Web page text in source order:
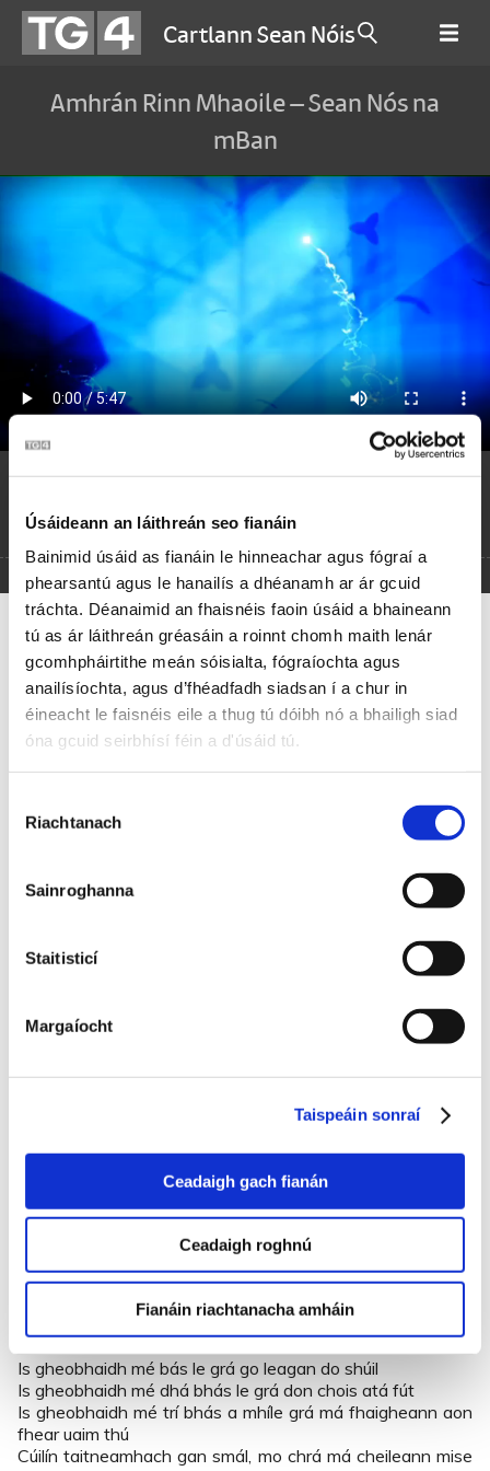
Úsáideann an láithreán seo fianáin
Bainimid úsáid as fianáin le hinneachar agus fógraí a
phearsantú agus le hanailís a dhéanamh ar ár gcuid
tráchta. Déanaimid an fhaisnéis faoin úsáid a bhaineann
tú as ár láithreán gréasáin a roinnt chomh maith lenár
gcomhpháirtithe meán sóisialta, fógraíochta agus
anailísíochta, agus d’fhéadfadh siadsan í a chur in
éineacht le faisnéis eile a thug tú dóibh nó a bhailigh siad
óna gcuid seirbhísí féin a d'úsáid tú.
Toilithe
Riachtanach
Sainroghanna
Staitisticí
Margaíocht
Taispeáin sonraí
Ceadaigh gach fianán
Ceadaigh roghnú
Fianáin riachtanacha amháin
Cartlann Sean Nóis
Amhrán Rinn Mhaoile – Sean Nós na
mBan
Amhránaí
Amhrán Rinn Mhaoile
Agus scríobhfainn agus léifinn leabhra Gaeilge cé gur milis
é blas
Is dhéanfainn céachta Gaelach a réabfadh an iomaire glas
Dhéanfainn teach téagair ar mo chéad shearc ‘s
Ach fear eile mo thréartha níorbh fhéidir nó d’éalódh leis
bean.
Is nár fhaigh mé bás choichín nó go gcaithfidh mé dhíom
úd thall
Tá bean óg san tír seo ag goil eadrainn gach aon dara lá
caoineadh ‘gus mise ag mo ghrá.
Is tá mé i mo shuí ó d’éirigh an ghealach aréir
A Mhuire ‘gus a Chríost nach cloíte le n-aithris mo scéal
‘Gus tá siad dhá rá gur tú sáilín socair i mbróig
Is tá siad dhá rá gur tú béilín deas milis na bpóg
‘Is tá siad dhá rá a mhíle grá go dtug tú dhom cúl
Ach nár fhagha siad na grásta má fhaigheann aon fhear
Is gheobhaidh mé bás le grá go leagan do shúil
Is gheobhaidh mé dhá bhás le grá don chois atá fút
Is gheobhaidh mé trí bhás a mhíle grá má fhaigheann aon
fhear uaim thú
Cúilín taitneamhach gan smál, mo chrá má cheileann mise